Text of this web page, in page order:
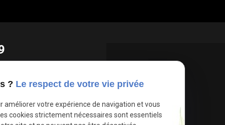
? Le respect de votre vie privée
améliorer votre expérience de navigation et vous
cookies strictement nécessaires sont essentiels